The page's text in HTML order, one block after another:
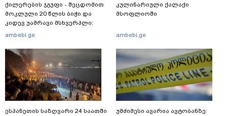
ქილერების ჯგუფი - შეცდომით
მოკლული 20 წლის ბიჭი და
კიდევ უამრავი მსხვერპლი:
რომელ ქვეყნამდე მივიდა
სპეცოპერაციის შემდეგ
ambebi.ge
ესპანეთის საზღვარი 24 საათში
კულინარიული ქალაქი
მსოფლიოში
ambebi.ge
უმძიმესი ავარია ავტობანზე: